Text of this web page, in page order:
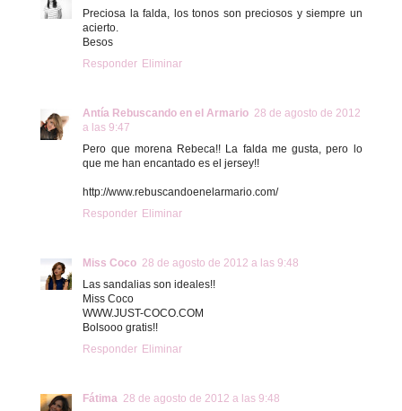
Preciosa la falda, los tonos son preciosos y siempre un
acierto.
Besos
Responder Eliminar
Antía Rebuscando en el Armario 28 de agosto de 2012
a las 9:47
Pero que morena Rebeca!! La falda me gusta, pero lo
que me han encantado es el jersey!!
http://www.rebuscandoenelarmario.com/
Responder Eliminar
Miss Coco 28 de agosto de 2012 a las 9:48
Las sandalias son ideales!!
Miss Coco
WWW.JUST-COCO.COM
Bolsooo gratis!!
Responder Eliminar
Fátima 28 de agosto de 2012 a las 9:48